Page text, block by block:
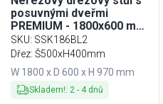
posuvnými dveřmi
PREMIUM - 1800x600 mm -
s 2 dřezy vlevo
SKU: SSK186BL2
Dřez: Š500xH400mm
W 1800 x D 600 x H 970 mm
Skladem!: 2- 4 dnů